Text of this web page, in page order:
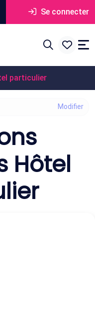
Se connecter
particulier
Hôtel